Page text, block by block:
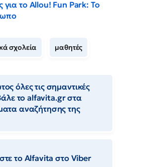
για το Allou! Fun Park: Το
σχολεία μαθητές
όλες τις σημαντικές
το alfavita.gr στα
αναζήτησης της
το Αlfavita στο Viber